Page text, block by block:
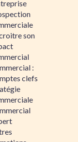
son
:
clefs